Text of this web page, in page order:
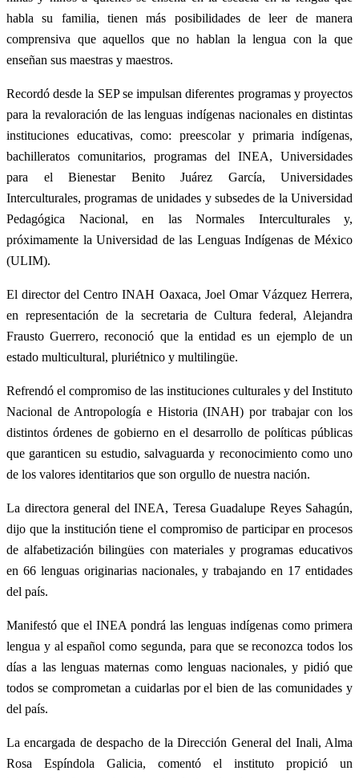
habla su familia, tienen más posibilidades de leer de manera
comprensiva que aquellos que no hablan la lengua con la que
enseñan sus maestras y maestros.
Recordó desde la SEP se impulsan diferentes programas y proyectos
para la revaloración de las lenguas indígenas nacionales en distintas
instituciones educativas, como: preescolar y primaria indígenas,
bachilleratos comunitarios, programas del INEA, Universidades
para el Bienestar Benito Juárez García, Universidades
Interculturales, programas de unidades y subsedes de la Universidad
Pedagógica Nacional, en las Normales Interculturales y,
próximamente la Universidad de las Lenguas Indígenas de México
(ULIM).
El director del Centro INAH Oaxaca, Joel Omar Vázquez Herrera,
en representación de la secretaria de Cultura federal, Alejandra
Frausto Guerrero, reconoció que la entidad es un ejemplo de un
estado multicultural, pluriétnico y multilingüe.
Refrendó el compromiso de las instituciones culturales y del Instituto
Nacional de Antropología e Historia (INAH) por trabajar con los
distintos órdenes de gobierno en el desarrollo de políticas públicas
que garanticen su estudio, salvaguarda y reconocimiento como uno
de los valores identitarios que son orgullo de nuestra nación.
La directora general del INEA, Teresa Guadalupe Reyes Sahagún,
dijo que la institución tiene el compromiso de participar en procesos
de alfabetización bilingües con materiales y programas educativos
en 66 lenguas originarias nacionales, y trabajando en 17 entidades
del país.
Manifestó que el INEA pondrá las lenguas indígenas como primera
lengua y al español como segunda, para que se reconozca todos los
días a las lenguas maternas como lenguas nacionales, y pidió que
todos se comprometan a cuidarlas por el bien de las comunidades y
del país.
La encargada de despacho de la Dirección General del Inali, Alma
Rosa Espíndola Galicia, comentó el instituto propició un